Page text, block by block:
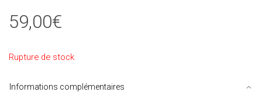
59,00€
Rupture de stock
Informations complémentaires